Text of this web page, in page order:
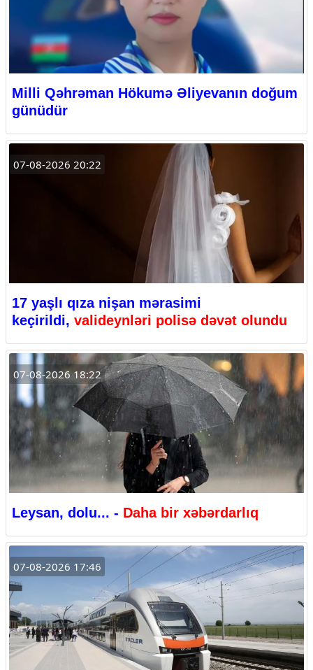
Milli Qəhrəman Hökumə Əliyevanın doğum
günüdür
07-08-2026 20:22
17 yaşlı qıza nişan mərasimi
keçirildi, valideynləri polisə dəvət olundu
07-08-2026 18:22
Leysan, dolu... - Daha bir xəbərdarlıq
07-08-2026 17:46